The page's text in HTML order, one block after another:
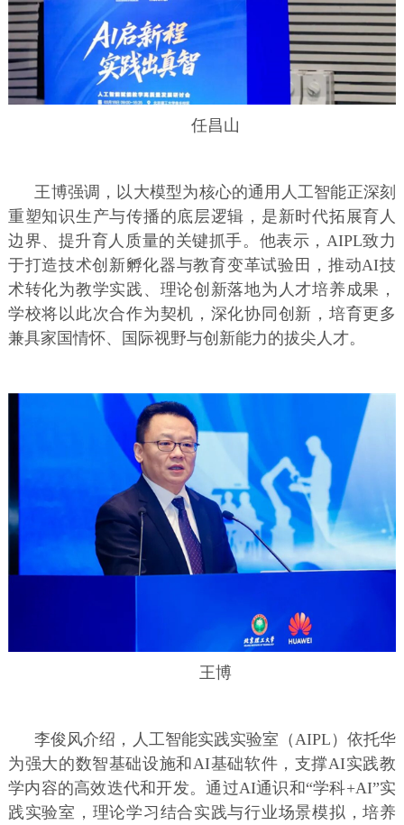
任昌山
王博强调，以大模型为核心的通用人工智能正深刻
重塑知识生产与传播的底层逻辑，是新时代拓展育人
边界、提升育人质量的关键抓手。他表示，AIPL致力
于打造技术创新孵化器与教育变革试验田，推动AI技
术转化为教学实践、理论创新落地为人才培养成果，
学校将以此次合作为契机，深化协同创新，培育更多
兼具家国情怀、国际视野与创新能力的拔尖人才。
王博
李俊风介绍，人工智能实践实验室（AIPL）依托华
为强大的数智基础设施和AI基础软件，支撑AI实践教
学内容的高效迭代和开发。通过AI通识和“学科+AI”实
践实验室，理论学习结合实践与行业场景模拟，培养